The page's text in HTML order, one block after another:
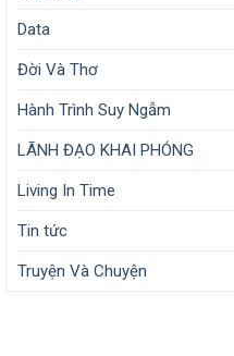
Data
Đời Và Thơ
Hành Trình Suy Ngẫm
LÃNH ĐẠO KHAI PHÓNG
Living In Time
Tin tức
Truyện Và Chuyện